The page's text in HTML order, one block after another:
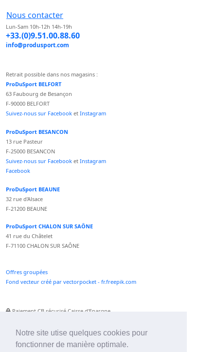
Notre site utise quelques cookies pour
fonctionner de manière optimale.
Nous contacter
Lun-Sam 10h-12h 14h-19h
+33.(0)9.51.00.88.60
info@produsport.com
Retrait possible dans nos magasins :
ProDuSport BELFORT
63 Faubourg de Besançon
F-90000 BELFORT
Suivez-nous sur Facebook et Instagram
ProDuSport BESANCON
13 rue Pasteur
F-25000 BESANCON
Suivez-nous sur Facebook et Instagram
Facebook
ProDuSport BEAUNE
32 rue d'Alsace
F-21200 BEAUNE
ProDuSport CHALON SUR SAÔNE
41 rue du Châtelet
F-71100 CHALON SUR SAÔNE
Offres groupées
Fond vecteur créé par vectorpocket - fr.freepik.com
Paiement CB sécurisé Caisse d'Epargne
Paiement Paypal accepté